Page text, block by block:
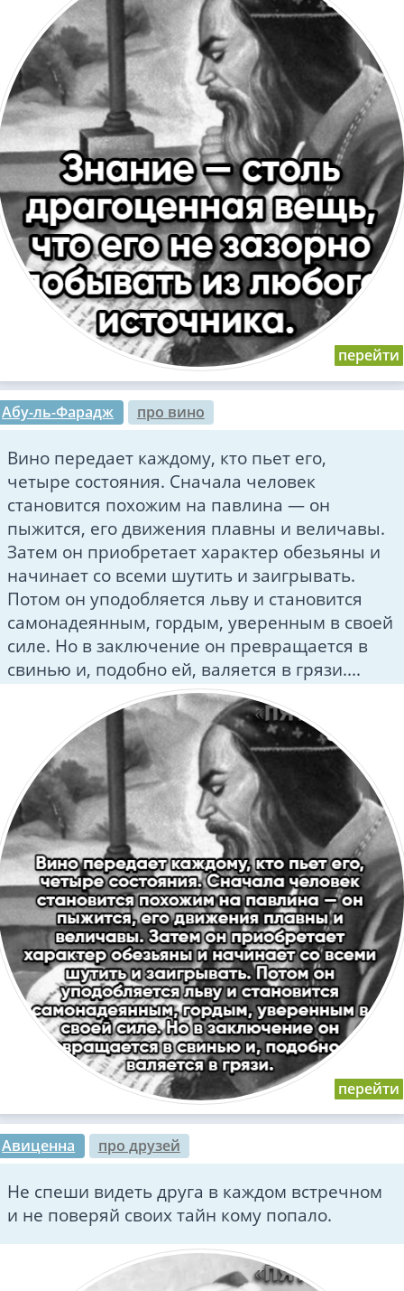
Абу-ль-Фарадж про вино
Вино передает каждому, кто пьет его,
четыре состояния. Сначала человек
становится похожим на павлина — он
пыжится, его движения плавны и величавы.
Затем он приобретает характер обезьяны и
начинает со всеми шутить и заигрывать.
Потом он уподобляется льву и становится
самонадеянным, гордым, уверенным в своей
силе. Но в заключение он превращается в
свинью и, подобно ей, валяется в грязи....
Авиценна про друзей
Не спеши видеть друга в каждом встречном
и не поверяй своих тайн кому попало.